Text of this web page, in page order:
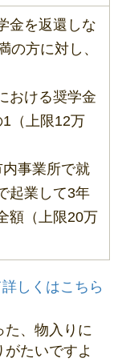
金を返還しな
の方に対し、
おける奨学金
（上限12万
事業所で就
起業して3年
額（上限20万
しくはこちら
た、物入りに
たいですよ